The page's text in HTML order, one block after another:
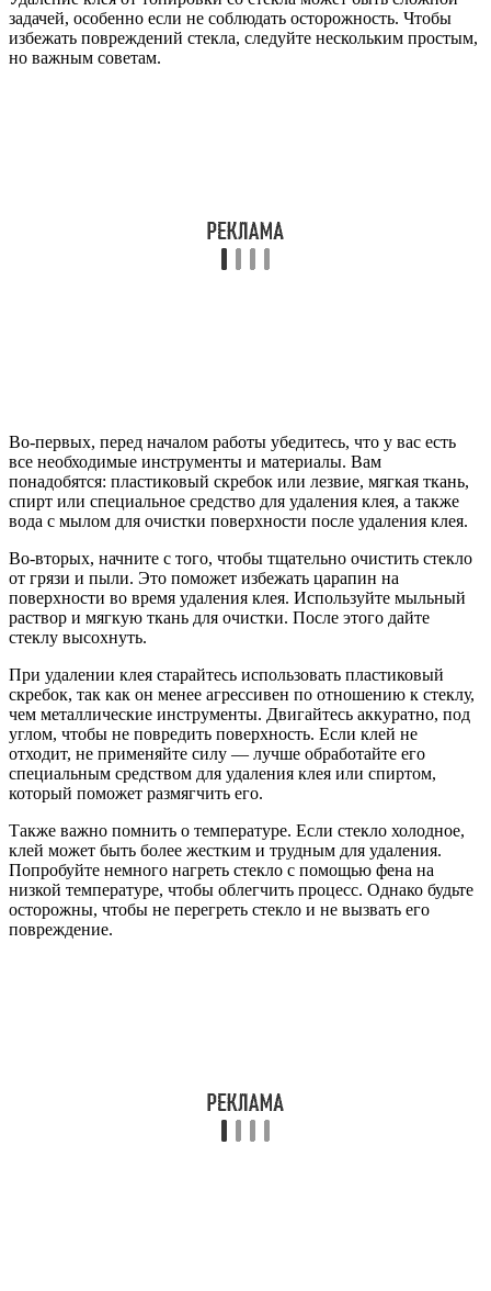
задачей, особенно если не соблюдать осторожность. Чтобы
избежать повреждений стекла, следуйте нескольким простым,
но важным советам.
Во-первых, перед началом работы убедитесь, что у вас есть
все необходимые инструменты и материалы. Вам
понадобятся: пластиковый скребок или лезвие, мягкая ткань,
спирт или специальное средство для удаления клея, а также
вода с мылом для очистки поверхности после удаления клея.
Во-вторых, начните с того, чтобы тщательно очистить стекло
от грязи и пыли. Это поможет избежать царапин на
поверхности во время удаления клея. Используйте мыльный
раствор и мягкую ткань для очистки. После этого дайте
стеклу высохнуть.
При удалении клея старайтесь использовать пластиковый
скребок, так как он менее агрессивен по отношению к стеклу,
чем металлические инструменты. Двигайтесь аккуратно, под
углом, чтобы не повредить поверхность. Если клей не
отходит, не применяйте силу — лучше обработайте его
специальным средством для удаления клея или спиртом,
который поможет размягчить его.
Также важно помнить о температуре. Если стекло холодное,
клей может быть более жестким и трудным для удаления.
Попробуйте немного нагреть стекло с помощью фена на
низкой температуре, чтобы облегчить процесс. Однако будьте
осторожны, чтобы не перегреть стекло и не вызвать его
повреждение.